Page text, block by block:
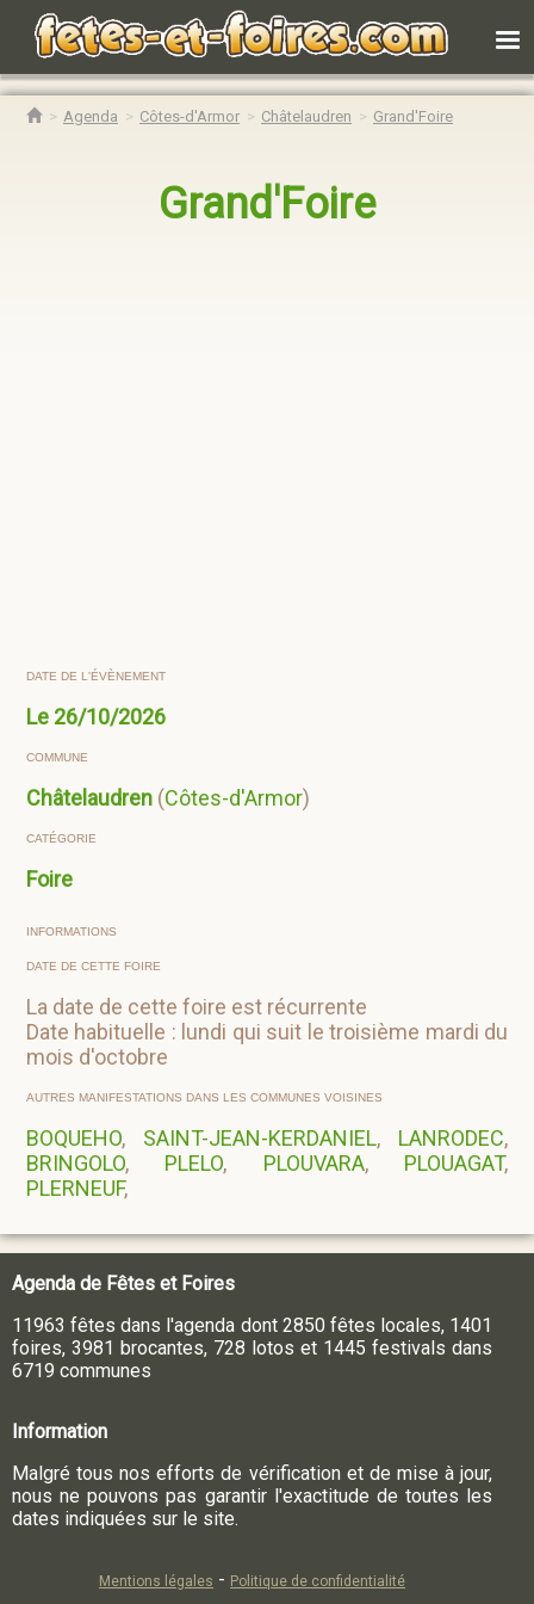
Agenda Côtes-d'Armor Châtelaudren Grand'Foire
Grand'Foire
DATE DE L'ÉVÈNEMENT
Le 26/10/2026
COMMUNE
Châtelaudren (Côtes-d'Armor)
CATÉGORIE
Foire
INFORMATIONS
DATE DE CETTE FOIRE
La date de cette foire est récurrente
Date habituelle : lundi qui suit le troisième mardi du
mois d'octobre
AUTRES MANIFESTATIONS DANS LES COMMUNES VOISINES
BOQUEHO, SAINT-JEAN-KERDANIEL, LANRODEC,
BRINGOLO, PLELO, PLOUVARA, PLOUAGAT,
PLERNEUF,
Agenda de Fêtes et Foires
11963 fêtes dans l'agenda dont 2850 fêtes locales, 1401
foires, 3981 brocantes, 728 lotos et 1445 festivals dans
6719 communes
Information
Malgré tous nos efforts de vérification et de mise à jour,
nous ne pouvons pas garantir l'exactitude de toutes les
dates indiquées sur le site.
Mentions légales - Politique de confidentialité